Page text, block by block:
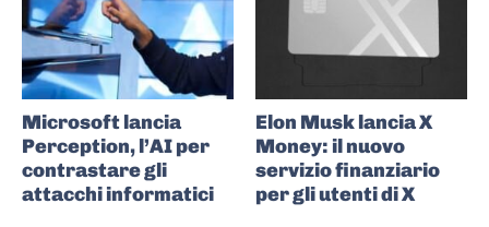
Microsoft lancia
Perception, l’AI per
contrastare gli
attacchi informatici
Elon Musk lancia X
Money: il nuovo
servizio finanziario
per gli utenti di X